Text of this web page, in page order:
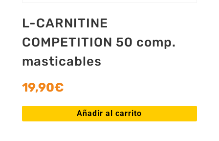
L-CARNITINE
COMPETITION 50 comp.
masticables
19,90€
Añadir al carrito